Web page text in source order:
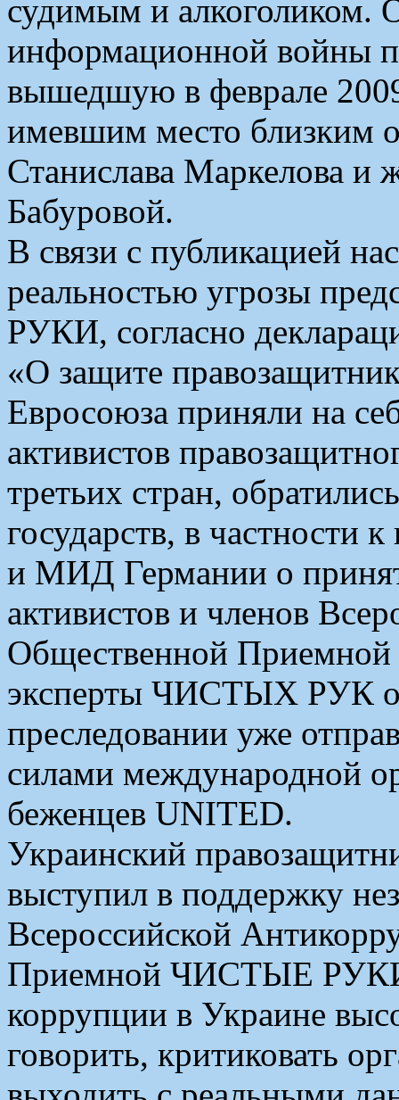
судимым и алкоголиком.
информационной войны
вышедшую в феврале
имевшим место близким
Станислава Маркелова и
Бабуровой.
В связи с публикацией
реальностью угрозы
РУКИ, согласно
«О защите
Евросоюза приняли на
активистов
третьих стран,
государств, в частности
и МИД Германии о
активистов и членов
Общественной
эксперты ЧИСТЫХ РУК
преследовании уже
силами международной
беженцев UNITED.
Украинский
выступил в поддержку
Всероссийской
Приемной ЧИСТЫЕ РУКИ,
коррупции в Украине
говорить, критиковать